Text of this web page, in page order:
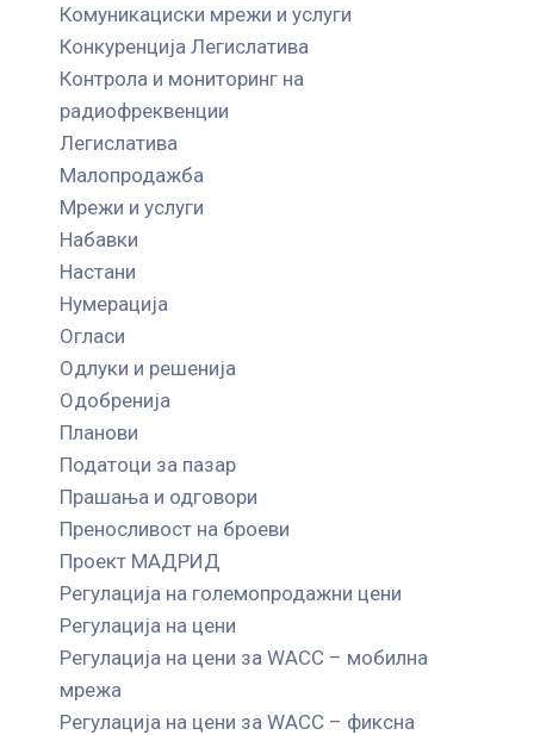
Комуникациски мрежи и услуги
Конкуренција Легислатива
Контрола и мониторинг на
радиофреквенции
Легислатива
Малопродажба
Мрежи и услуги
Набавки
Настани
Нумерација
Огласи
Одлуки и решенија
Одобренија
Планови
Податоци за пазар
Прашања и одговори
Преносливост на броеви
Проект МАДРИД
Регулација на големопродажни цени
Регулација на цени
Регулација на цени за WACC – мобилна
мрежа
Регулација на цени за WACC – фиксна